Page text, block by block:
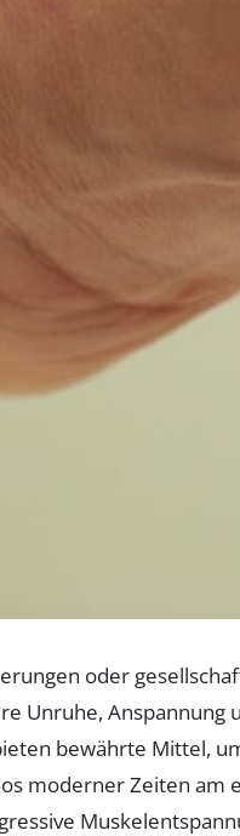
oder
Unruhe, Anspannung
bewährte Mittel,
moderner Zeiten am